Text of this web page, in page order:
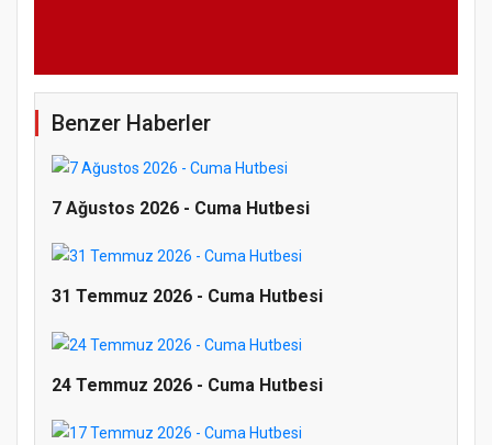
Benzer Haberler
7 Ağustos 2026 - Cuma Hutbesi
31 Temmuz 2026 - Cuma Hutbesi
24 Temmuz 2026 - Cuma Hutbesi